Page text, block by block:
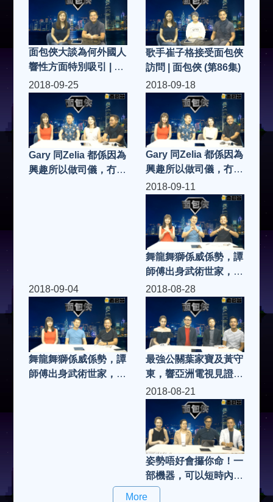
花⋯⋯真係？立即去
片！（二）| 面包俠 (第
89集)
花⋯⋯真係？立即去
片！（一）| 面包俠 (第
88集)
面包俠大談為何外國人
響性方面特別吸引 | 面
包俠 (第87集)
歌手崔子格接受面包俠
訪問 | 面包俠 (第86集)
2018-09-25
Gary 同Zelia 都係因為
興趣所以做司儀，冇電
2018-09-18
Gary 同Zelia 都係因為
興趣所以做司儀，冇電
視及電台訓練，點學
呢？辭埋工，全職做司
儀？為乜呢？生存到？
（一）| 面包俠 (第84
集)
2018-09-11
舞龍舞獅係威係勢，譚
師傅出身武術世家，推
廣中國傳統舞獅到世界
各地，大談此中國傳統
藝術如何吸引（二）|
面包俠 (第83集)
2018-09-04
舞龍舞獅係威係勢，譚
師傅出身武術世家，推
2018-08-28
最強公關葉家寶及黃守
東，響亞洲電視見證什
麼是「危機」及「災
難」！「關公」變「公
關」呢集我和公關有個
約會 | 面包俠 (第81集)
2018-08-21
姿勢唔好會攞你命！一
部機器，可以短時內令
你挺胸縮圖，又會高
More